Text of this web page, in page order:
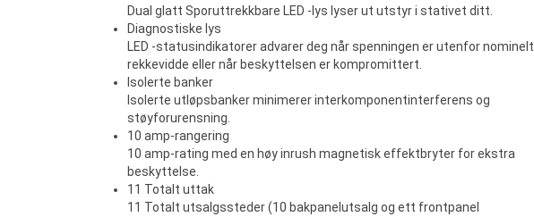
Dual glatt Sporuttrekkbare LED -lys lyser ut utstyr i stativet ditt.
Diagnostiske lys
LED -statusindikatorer advarer deg når spenningen er utenfor nominelt
rekkevidde eller når beskyttelsen er kompromittert.
Isolerte banker
Isolerte utløpsbanker minimerer interkomponentinterferens og
støyforurensning.
10 amp-rangering
10 amp-rating med en høy inrush magnetisk effektbryter for ekstra
beskyttelse.
11 Totalt uttak
11 Totalt utsalgssteder (10 bakpanelutsalg og ett frontpanel